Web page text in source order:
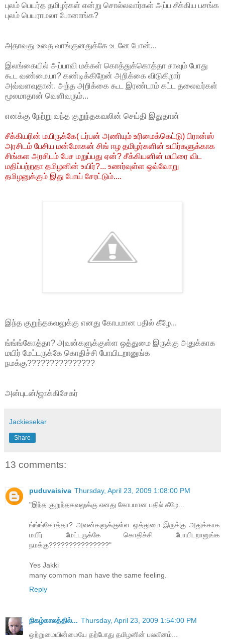
புலம் பெயர்த தமிழர்கள் என்று சொல்லவார்கள் அப்ப சீக்கிய பசங்க
புலம் பெயராமலா போனாங்க?
அதாவது உதை வாங்குனதுக்கே உடனே போன்...
இலங்கையில் அப்பாவி மக்கள் கொத்துக்கொத்தா சாவும் போது
கூட வண்மையா? கண்டிக்கிறேன் அறிக்கை விடுகிறார்
அவ்வளவுதான். அந்த அறிக்கை கூட இரண்டாம் கட்ட தலைவர்கள்
மூலமாதான் வெளிவரும்...
எனக்கு நேற்று வந்த குறுந்தகவலின் செய்தி இதுதான்
சீக்கியரின் மயிருக்கே( டர்பன் அணியும் உரிமைக்கெட்டு) பிரான்ஸ்
அரசிடம் பேசிய மன்மோகன் சிங் ஈழ தமிழர்களின் உயிர்களுக்காக
சிங்கள அரசிடம் பேச மறுப்பது ஏன்? சீக்கியனின் மயிரை விட
மதிப்பற்றதா தமிழனின் உயிர்?... உணர்வுள்ள ஒவ்வோறு
தமிழனுக்கும் இது போய் சேரட்டும்....
இந்த குறுந்தகவலுக்கு எனது கோபமான பதில் கீழே...
ங்ங்ங்கோத்தா? அவன்களுக்குள்ள ஒத்துமை இருக்கு அதுக்காக
மயிர் மேட்டருக்கே கொதிச்சி போயிடறானுங்க
நமக்கு???????????????
அன்புடன்/ஜாக்கிசேகர்
Jackiesekar
Share
13 comments:
puduvaisiva Thursday, April 23, 2009 1:08:00 PM
"இந்த குறுந்தகவலுக்கு எனது கோபமான பதில் கீழே...
ங்ங்ங்கோத்தா? அவன்களுக்குள்ள ஒத்துமை இருக்கு அதுக்காக
மயிர் மேட்டருக்கே கொதிச்சி போயிடறானுங்க
நமக்கு???????????????"
Yes Jakki
many common man have the same feeling.
Reply
நிகழ்காலத்தில்... Thursday, April 23, 2009 1:54:00 PM
ஒற்றுமையின்மையே தற்போது தமிழனின் பலவீனம்...